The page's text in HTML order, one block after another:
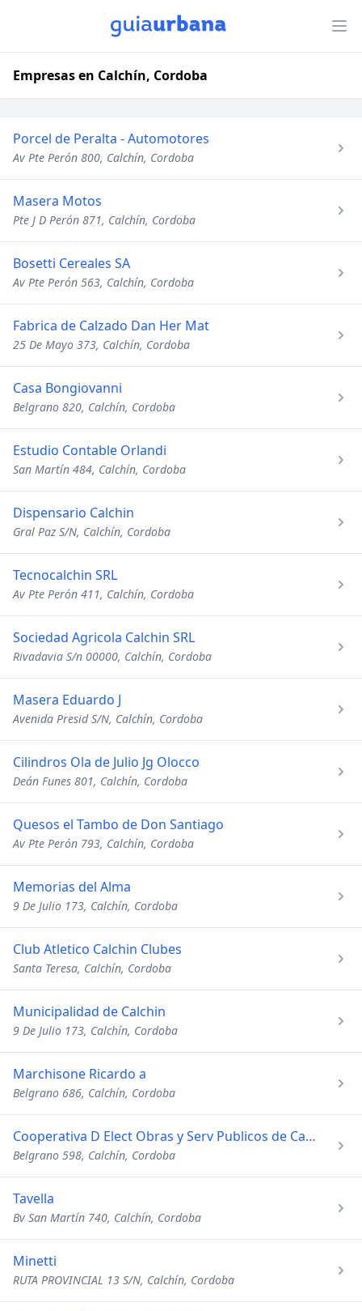
Empresas en Calchín, Cordoba
Porcel de Peralta - Automotores
Av Pte Perón 800, Calchín, Cordoba
Masera Motos
Pte J D Perón 871, Calchín, Cordoba
Bosetti Cereales SA
Av Pte Perón 563, Calchín, Cordoba
Fabrica de Calzado Dan Her Mat
25 De Mayo 373, Calchín, Cordoba
Casa Bongiovanni
Belgrano 820, Calchín, Cordoba
Estudio Contable Orlandi
San Martín 484, Calchín, Cordoba
Dispensario Calchin
Gral Paz S/N, Calchín, Cordoba
Tecnocalchin SRL
Av Pte Perón 411, Calchín, Cordoba
Sociedad Agricola Calchin SRL
Rivadavia S/n 00000, Calchín, Cordoba
Masera Eduardo J
Avenida Presid S/N, Calchín, Cordoba
Cilindros Ola de Julio Jg Olocco
Deán Funes 801, Calchín, Cordoba
Quesos el Tambo de Don Santiago
Av Pte Perón 793, Calchín, Cordoba
Memorias del Alma
9 De Julio 173, Calchín, Cordoba
Club Atletico Calchin Clubes
Santa Teresa, Calchín, Cordoba
Municipalidad de Calchin
9 De Julio 173, Calchín, Cordoba
Marchisone Ricardo a
Belgrano 686, Calchín, Cordoba
Cooperativa D Elect Obras y Serv Publicos de Calchin Ltda
Belgrano 598, Calchín, Cordoba
Tavella
Bv San Martín 740, Calchín, Cordoba
Minetti
RUTA PROVINCIAL 13 S/N, Calchín, Cordoba